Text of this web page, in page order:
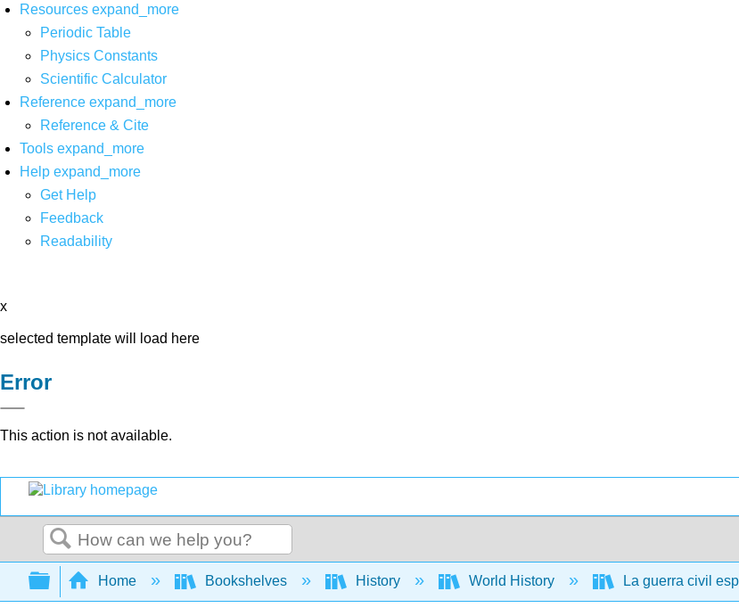
Resources expand_more
Periodic Table
Physics Constants
Scientific Calculator
Reference expand_more
Reference & Cite
Tools expand_more
Help expand_more
Get Help
Feedback
Readability
x
selected template will load here
Error
This action is not available.
Search
Expand/collapse global hierarchy
Home Bookshelves History World History La guerra civil